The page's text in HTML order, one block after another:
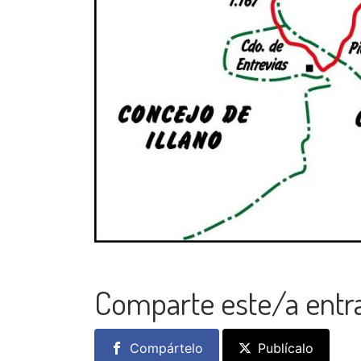
Comparte este/a
Compártelo Publícalo